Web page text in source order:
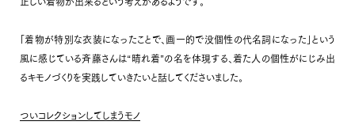
「着物が特別な衣装になったことで、画一的で没個性の代名詞になった」という
風に感じている斉藤さんは“晴れ着”の名を体現する、着た人の個性がにじみ出
るキモノづくりを実践していきたいと話してくださいました。
ついコレクションしてしまうモノ